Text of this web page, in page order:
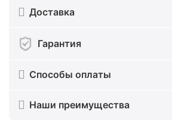
Доставка
Гарантия
Способы оплаты
Наши преимущества